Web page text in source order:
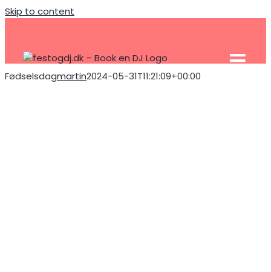
Skip to content
Fødselsdagmartin2024-05-31T11:21:09+00:00